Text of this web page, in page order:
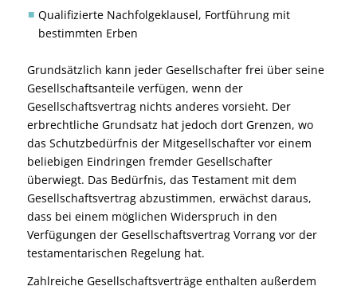
Qualifizierte Nachfolgeklausel, Fortführung mit
bestimmten Erben
Grundsätzlich kann jeder Gesellschafter frei über seine
Gesellschaftsanteile verfügen, wenn der
Gesellschaftsvertrag nichts anderes vorsieht. Der
erbrechtliche Grundsatz hat jedoch dort Grenzen, wo
das Schutzbedürfnis der Mitgesellschafter vor einem
beliebigen Eindringen fremder Gesellschafter
überwiegt. Das Bedürfnis, das Testament mit dem
Gesellschaftsvertrag abzustimmen, erwächst daraus,
dass bei einem möglichen Widerspruch in den
Verfügungen der Gesellschaftsvertrag Vorrang vor der
testamentarischen Regelung hat.
Zahlreiche Gesellschaftsverträge enthalten außerdem